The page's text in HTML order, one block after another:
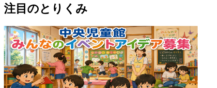
注目のとりくみ